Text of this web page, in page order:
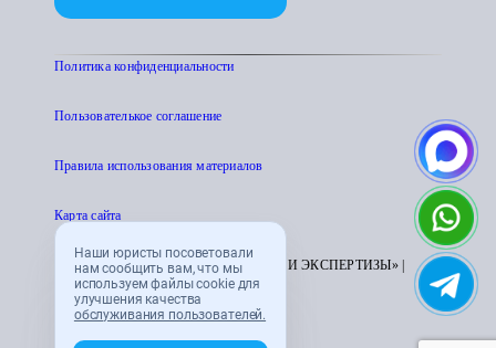
Наши юристы посоветовали
нам сообщить вам, что мы
используем файлы cookie для
улучшения качества
обслуживания пользователей.
Политика конфиденциальности
Пользователькое соглашение
Правила использования материалов
Карта сайта
© 1995 - 2026 «ЦЕНТР АТТЕСТАЦИИ И ЭКСПЕРТИЗЫ» |
CENTRATTEK.RU